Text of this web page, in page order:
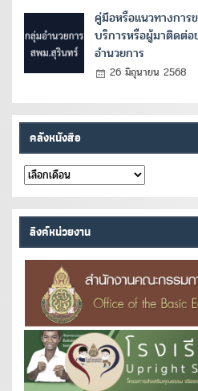
คู่มือหรือแนวทางการ
บริการหรือผู้มาติดต่
อำนวยการ
26 มิถุนายน 2568
คลังหนังสือ
คลัง
หนังสือ
ลิงค์หน่วยงาน